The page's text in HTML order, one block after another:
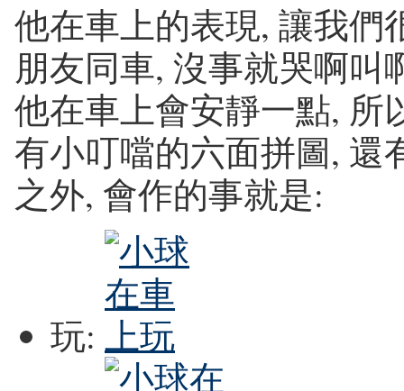
他在車上的表現, 讓我們
朋友同車, 沒事就哭啊叫
他在車上會安靜一點, 所
有小叮噹的六面拼圖, 還
之外, 會作的事就是:
玩: